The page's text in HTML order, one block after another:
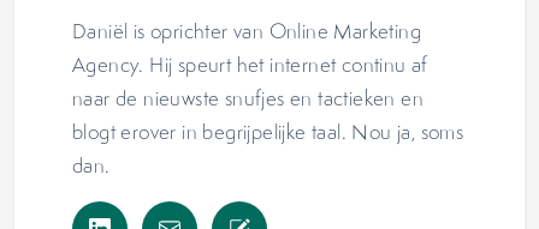
Daniël is oprichter van Online Marketing
Agency. Hij speurt het internet continu af
naar de nieuwste snufjes en tactieken en
blogt erover in begrijpelijke taal. Nou ja, soms
dan.